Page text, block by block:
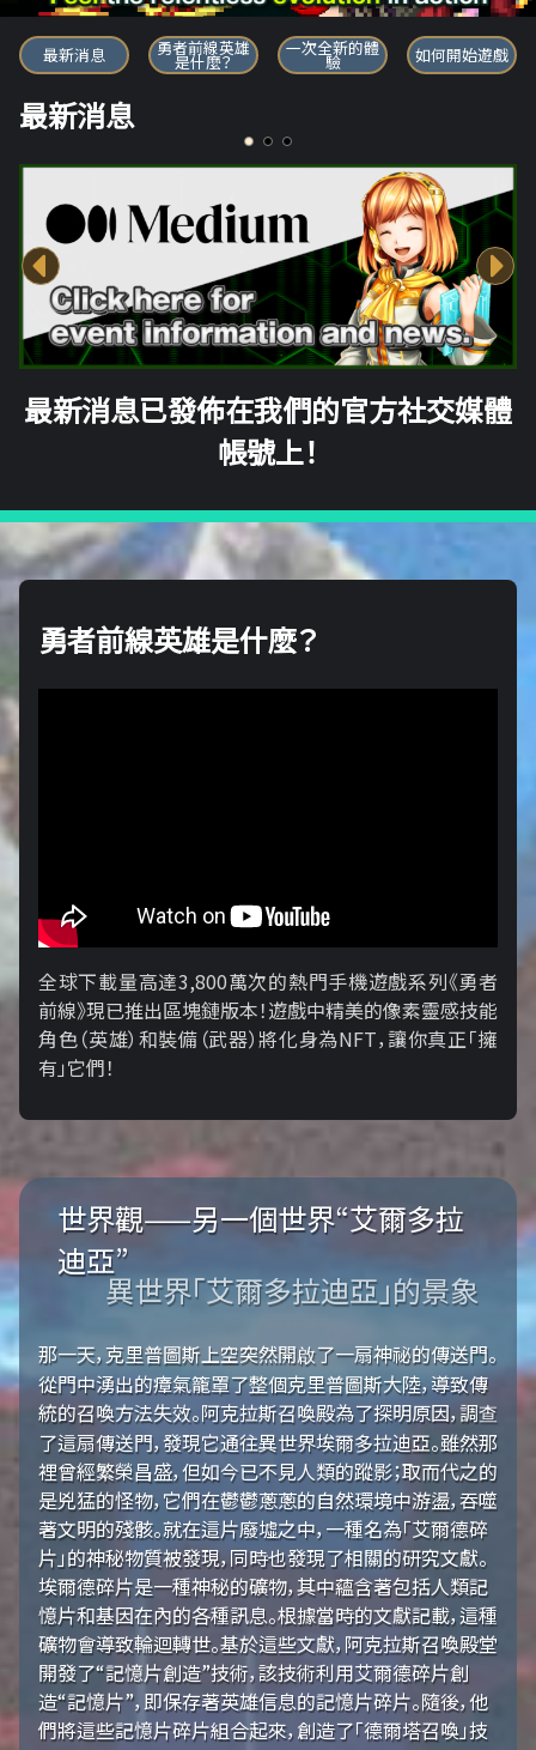
勇者前線英雄
最新消息 勇者前線英雄
是什麼？
一次全新的體
驗 如何開始遊戲
最新消息
最新消息已發佈在我們的官方社交媒體
帳號上！
勇者前線英雄是什麼？
全球下載量高達3,800萬次的熱門手機遊戲系列《勇者
前線》現已推出區塊鏈版本！遊戲中精美的像素靈感技能
角色（英雄）和裝備（武器）將化身為NFT，讓你真正「擁​​
有」它們！
世界觀——另一個世界“艾爾多拉
迪亞”
異世界「艾爾多拉迪亞」的景象
那一天，克里普圖斯上空突然開啟了一扇神祕的傳送門。
從門中湧出的瘴氣籠罩了整個克里普圖斯大陸，導致傳
統的召喚方法失效。阿克拉斯召喚殿為了探明原因，調查
了這扇傳送門，發現它通往異世界埃爾多拉迪亞。雖然那
裡曾經繁榮昌盛，但如今已不見人類的蹤影；取而代之的
是兇猛的怪物，它們在鬱鬱蔥蔥的自然環境中游盪，吞噬
著文明的殘骸。就在這片廢墟之中，一種名為「艾爾德碎
片」的神秘物質被發現，同時也發現了相關的研究文獻。
埃爾德碎片是一種神秘的礦物，其中蘊含著包括人類記
憶片和基因在內的各種訊息。根據當時的文獻記載，這種
礦物會導致輪迴轉世。基於這些文獻，阿克拉斯召喚殿堂
開發了“記憶片創造”技術，該技術利用艾爾德碎片創
造“記憶片”，即保存著英雄信息的記憶片碎片。隨後，他
們將這些記憶片碎片組合起來，創造了「德爾塔召喚」技